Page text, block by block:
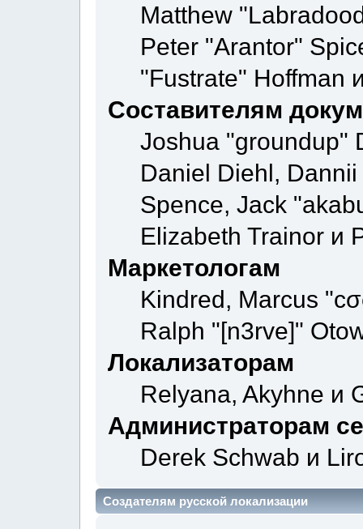
Matthew
Peter "Arantor"
"Fustrate" Hoffman
Составителям
Joshua "groundup"
Daniel Diehl,
Spence, Jack
Elizabeth Trainor и
Маркетологам
Kindred, Marcus
Ralph "[n3rve]"
Локализаторам
Relyana, Akyhne и
Администраторам
Derek Schwab и
Создателям русской локализации